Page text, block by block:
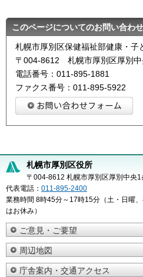
このページについてのお問い合わせ
札幌市厚別区保健福祉部健康・子
〒004-8612 札幌市厚別区厚別中
電話番号：011-895-1881
ファクス番号：011-895-5922
札幌市厚別区役所
〒004-8612 札幌市厚別区厚別中央1
代表電話： 011-895-2400
業務時間 8時45分～17時15分（土・日曜
はお休み）
ご意見・ご要望
周辺地図
庁舎案内・交通アクセス